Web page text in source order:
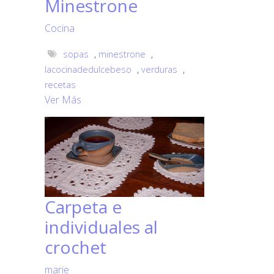
Minestrone
Cocina
sopas , minestrone ,
lacocinadedulcebeso , verduras ,
recetas
Ver Más
Carpeta e
individuales al
crochet
marie